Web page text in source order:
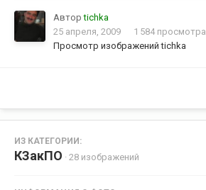
Авторtichka
25 апреля, 2009
1 584 просмотра
Просмотр изображений tichka
ИЗ КАТЕГОРИИ:
КЗакПО · 28 изображений